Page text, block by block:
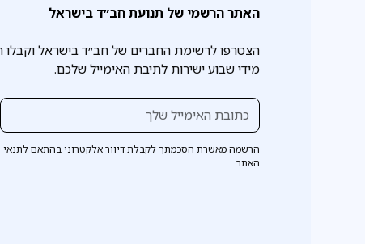
האתר הרשמי של תנועת חב״ד בישראל
הצטרפו לרשימת החברים של חב״ד בישראל וקבלו
מידי שבוע ישירות לתיבת האימייל שלכם.
הרשמה מאשרת הסכמתך לקבלת דיוור אלקטרוני בהתאם
האתר.